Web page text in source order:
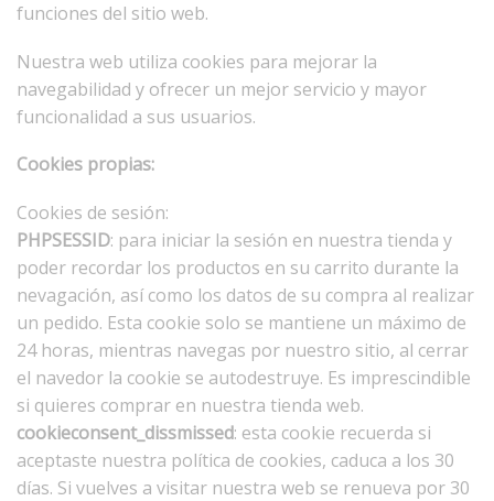
funciones del sitio web.
Nuestra web utiliza cookies para mejorar la
navegabilidad y ofrecer un mejor servicio y mayor
funcionalidad a sus usuarios.
Cookies propias:
Cookies de sesión:
PHPSESSID: para iniciar la sesión en nuestra tienda y
poder recordar los productos en su carrito durante la
nevagación, así como los datos de su compra al realizar
un pedido. Esta cookie solo se mantiene un máximo de
24 horas, mientras navegas por nuestro sitio, al cerrar
el navedor la cookie se autodestruye. Es imprescindible
si quieres comprar en nuestra tienda web.
cookieconsent_dissmissed: esta cookie recuerda si
aceptaste nuestra política de cookies, caduca a los 30
días. Si vuelves a visitar nuestra web se renueva por 30